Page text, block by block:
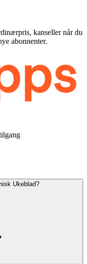
kanseller når du
abonnenter.
Ukeblad?